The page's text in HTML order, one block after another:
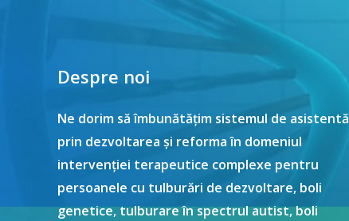
Despre noi
Ne dorim să îmbunătățim sistemul de asistentă
prin dezvoltarea și reforma în domeniul
intervenției terapeutice complexe pentru
persoanele cu tulburări de dezvoltare, boli
genetice, tulburare în spectrul autist, boli